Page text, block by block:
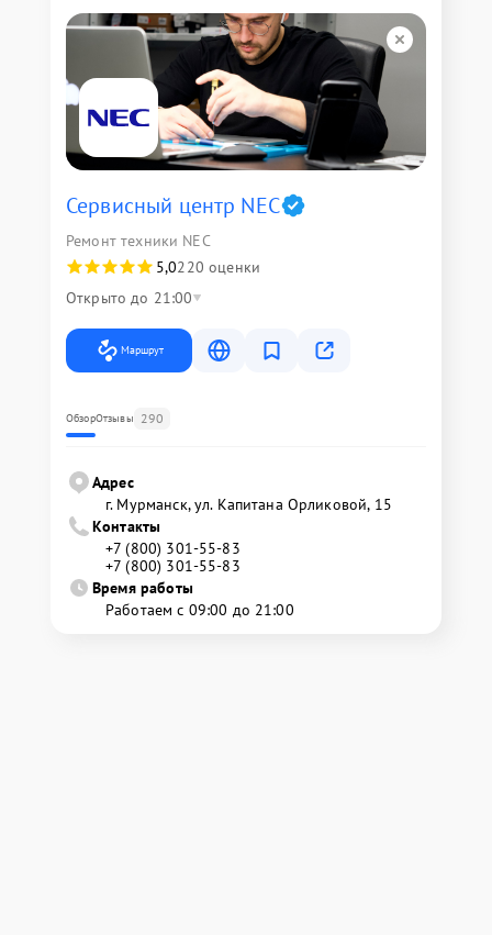
Сервисный центр NEC
Ремонт техники NEC
5,0220 оценки
Открыто до 21:00
Маршрут
ОбзорОтзывы 290
Адрес
г. Мурманск, ул. Капитана Орликовой, 15
Контакты
+7 (800) 301-55-83
+7 (800) 301-55-83
Время работы
Работаем с 09:00 до 21:00